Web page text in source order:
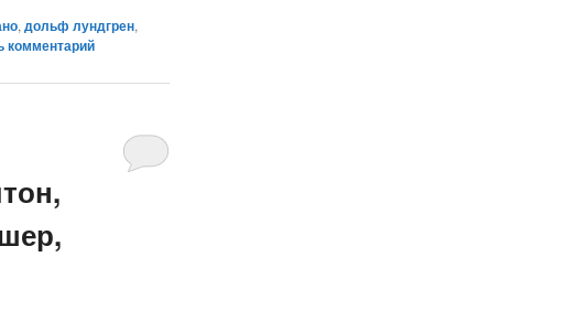
,дольф лундгрен,
комментарий